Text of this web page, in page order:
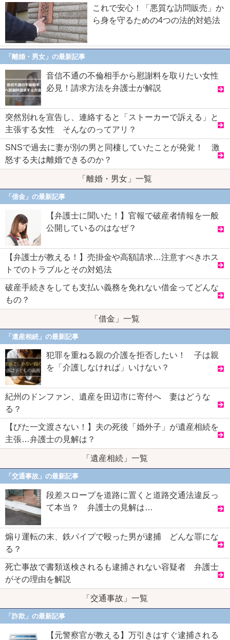
これで安心！「悪質な訪問販売」か
ら身を守るための4つの法的対処法
「離婚・男女」の最新記事
音信不通の不倫相手から慰謝料を取りたい女性
必見！請求方法を弁護士が解説
突然別れを宣告し、連絡すると「ストーカーで訴える」と
主張する女性 そんなのってアリ？
SNSで過去に妻が別の男と同棲していたことが発覚！ 激
怒する夫は離婚できるのか？
「離婚・男女」一覧
「借金」の最新記事
【弁護士に聞いた！】官報で破産者情報を一般
公開しているのはなぜ？
【弁護士が教える！】売掛金や高額請求…注意すべきホス
トでのトラブルとその対処法
破産手続きをしても支払い義務を免れない借金ってどんな
もの？
「借金」一覧
「遺産相続」の最新記事
犯罪を重ねる親の介護を拒否したい！ 子は親
を「介護しなければ」いけない？
紀州のドンファン、遺産を田辺市に寄付へ 妻はどうな
る？
【びた一文渡さない！】夫の死後「婚外子」が遺産相続を
主張…弁護士の見解は？
「遺産相続」一覧
「交通事故」の最新記事
段差スロープを道路に置くと道路交通法違反っ
て本当？ 弁護士の見解は…
煽り運転の末、鉄パイプで殴った男が逮捕 どんな罪にな
る？
死亡事故で書類送検されるも逮捕されない容疑者 弁護士
がその理由を解説
「交通事故」一覧
「詐欺」の最新記事
【元警察官が教える】万引きはすぐ逮捕される